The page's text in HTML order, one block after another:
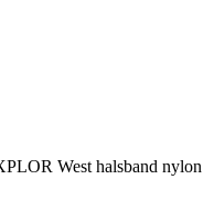
West halsband nylon